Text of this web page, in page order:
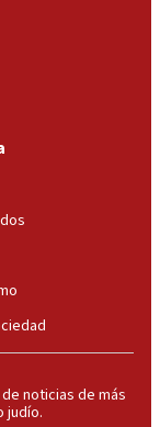
noticias de más
judío.